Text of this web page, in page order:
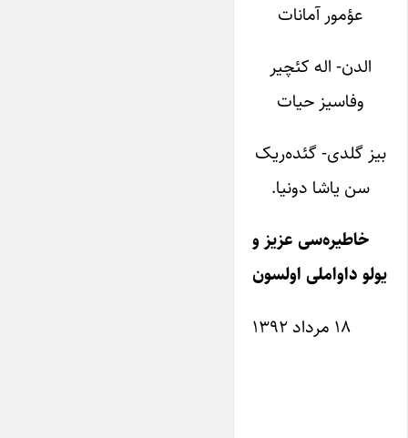
عؤمور آمانات
الدن- اله کئچیر
وفاسیز حیات
بیز گلدی- گئده‌ریک
سن یاشا دونیا.
خاطیره‌سی عزیز و
یولو داواملی اولسون
۱۸ مرداد ۱۳۹۲